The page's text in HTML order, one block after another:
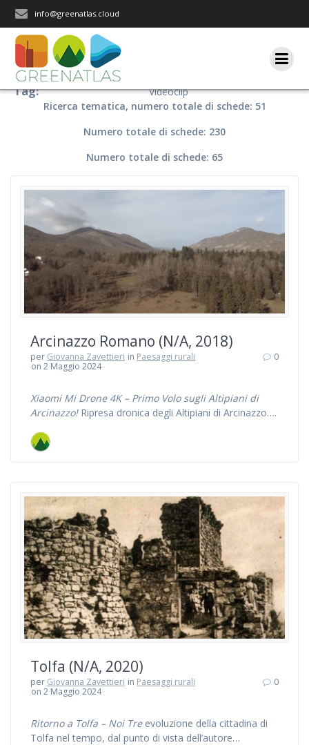
info@greenatlas.cloud
Tag:
Videoclip
Ricerca tematica, numero totale di schede: 51
Numero totale di schede: 230
Numero totale di schede: 65
Arcinazzo Romano (N/A, 2018)
per Giovanna Zavettieri in Paesaggi rurali
on 2 Maggio 2024
0
Xiaomi Mi Drone 4K – Primo Volo sugli Altipiani di
Arcinazzo!Ripresa dronica degli Altipiani di Arcinazzo….
Tolfa (N/A, 2020)
per Giovanna Zavettieri in Paesaggi rurali
on 2 Maggio 2024
0
Ritorno a Tolfa – Noi Treevoluzione della cittadina di
Tolfa nel tempo, dal punto di vista dell’autore…